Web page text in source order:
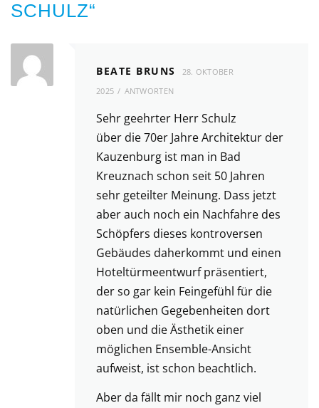
SCHULZ“
BEATE BRUNS
28. OKTOBER
2025
ANTWORTEN
Sehr geehrter Herr Schulz
über die 70er Jahre Architektur der
Kauzenburg ist man in Bad
Kreuznach schon seit 50 Jahren
sehr geteilter Meinung. Dass jetzt
aber auch noch ein Nachfahre des
Schöpfers dieses kontroversen
Gebäudes daherkommt und einen
Hoteltürmeentwurf präsentiert,
der so gar kein Feingefühl für die
natürlichen Gegebenheiten dort
oben und die Ästhetik einer
möglichen Ensemble-Ansicht
aufweist, ist schon beachtlich.
Aber da fällt mir noch ganz viel